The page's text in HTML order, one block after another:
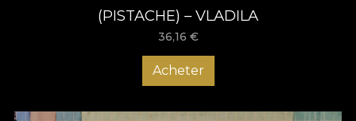
(PISTACHE) – VLADILA
36,16 €
Acheter